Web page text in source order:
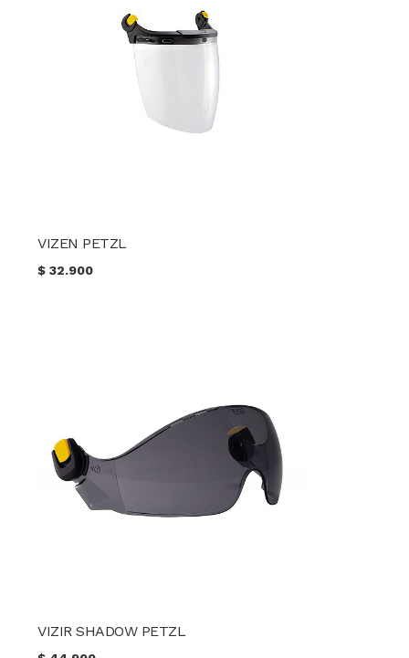
VIZEN PETZL
$32.900
VIZIR SHADOW PETZL